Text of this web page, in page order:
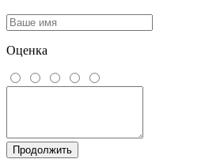
Оценка
Продолжить